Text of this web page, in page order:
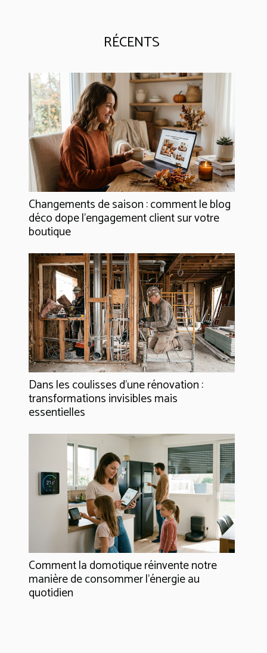
RÉCENTS
Changements de saison : comment le blog
déco dope l’engagement client sur votre
boutique
Dans les coulisses d'une rénovation :
transformations invisibles mais
essentielles
Comment la domotique réinvente notre
manière de consommer l'énergie au
quotidien